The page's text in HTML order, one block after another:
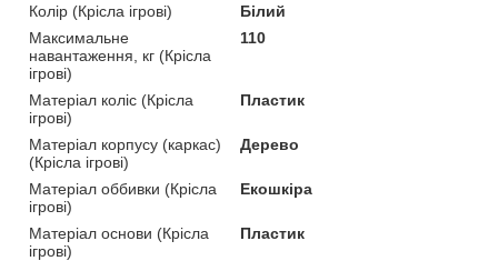
Колір (Крісла ігрові)
Білий
Максимальне
навантаження, кг (Крісла
ігрові)
110
Матеріал коліс (Крісла
ігрові)
Пластик
Матеріал корпусу (каркас)
(Крісла ігрові)
Дерево
Матеріал оббивки (Крісла
ігрові)
Екошкіра
Матеріал основи (Крісла
ігрові)
Пластик